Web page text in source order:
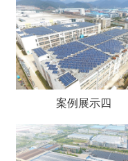
案例展示四